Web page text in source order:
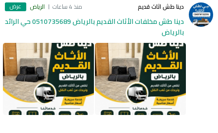
دينا طش اثاث قديم منذ 4 ساعات الرياض عرض
دينا طش مخلفات الأثاث القديم بالرياض 0510735689 حي الرائد
بالرياض